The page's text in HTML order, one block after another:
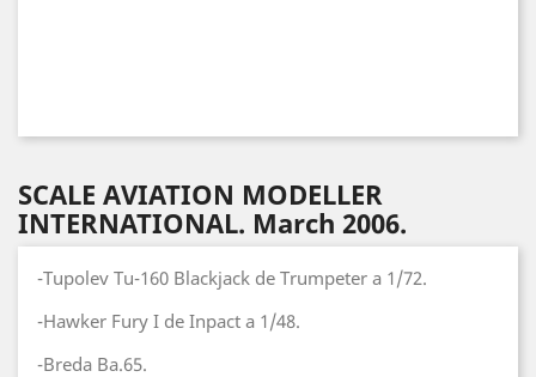
SCALE AVIATION MODELLER
INTERNATIONAL. March 2006.
-Tupolev Tu-160 Blackjack de Trumpeter a 1/72.
-Hawker Fury I de Inpact a 1/48.
-Breda Ba.65.